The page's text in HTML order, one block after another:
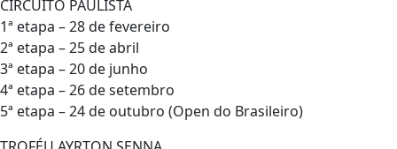
CIRCUITO PAULISTA
1ª etapa – 28 de fevereiro
2ª etapa – 25 de abril
3ª etapa – 20 de junho
4ª etapa – 26 de setembro
5ª etapa – 24 de outubro (Open do Brasileiro)